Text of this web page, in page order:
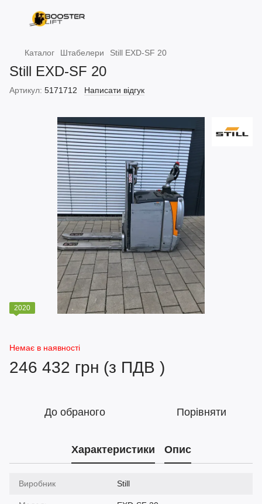
Каталог Штабелери Still EXD-SF 20
Still EXD-SF 20
Артикул: 5171712 Написати відгук
2020
Немає в наявності
246 432 грн (з ПДВ )
До обраного Порівняти
Характеристики Опис
Виробник Still